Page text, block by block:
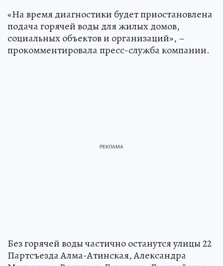
«На время диагностики будет приостановлена
подача горячей воды для жилых домов,
социальных объектов и организаций», –
прокомментировала пресс-служба компании.
Без горячей воды частично останутся улицы 22
Партсъезда Алма-Атинская, Александра